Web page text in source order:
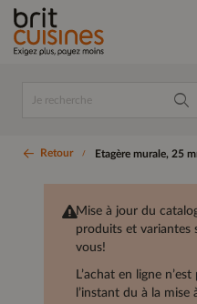
Retour Etagère murale, 25
Mise à jour du
produits et variantes
vous!
L’achat en ligne
l’instant du à la